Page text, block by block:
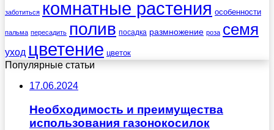
заботиться комнатные растения особенности
пальма пересадить полив посадка размножение роза семя
уход цветение цветок
Популярные статьи
17.06.2024
Необходимость и преимущества
использования газонокосилок